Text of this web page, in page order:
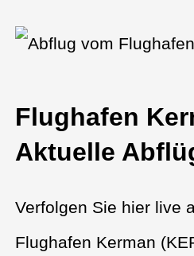
Flughafen
Aktuelle
Verfolgen Sie hier live
Flughafen Kerman